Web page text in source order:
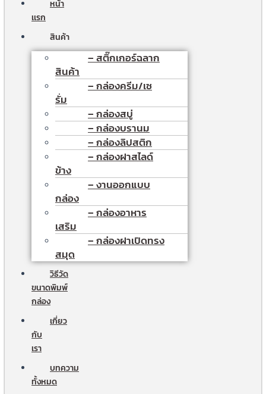
หน้า
เเรก
สินค้า
– สติ๊กเกอร์ฉลาก
สินค้า
– กล่องครีม/เซ
รั่ม
– กล่องสบู่
– กล่องบรานม
– กล่องลิปสติก
– กล่องฝาสไลด์
ข้าง
– งานออกแบบ
กล่อง
– กล่องอาหาร
เสริม
– กล่องฝาเปิดทรง
สมุด
วิธีวัด
ขนาดพิมพ์
กล่อง
เกี่ยว
กับ
เรา
บทความ
ทั้งหมด